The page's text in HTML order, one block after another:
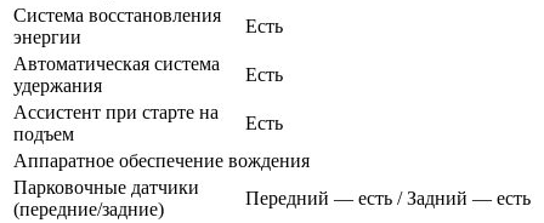
Система восстановления
энергии
Есть
Автоматическая система
удержания
Есть
Ассистент при старте на
подъем
Есть
Аппаратное обеспечение вождения
Парковочные датчики
(передние/задние)
Передний — есть / Задний — есть